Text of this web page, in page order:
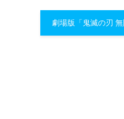
劇場版「鬼滅の刃